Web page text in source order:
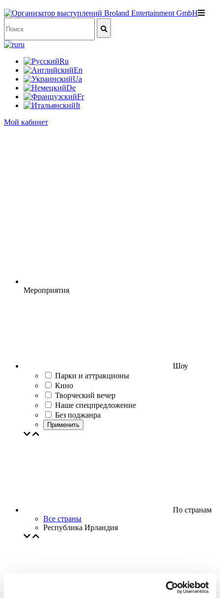
ru
Ru
En
Ua
De
Fr
It
Мой кабинет
Мероприятия
Шоу
Парки и аттракционы
Кино
Творческий вечер
Наше спецпредложение
Без поджанра
Применить
По странам
Все страны
Республика Ирландия